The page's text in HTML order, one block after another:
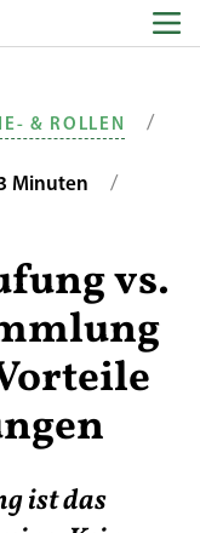
& ROLLEN /
Minuten /
vs.
ist das